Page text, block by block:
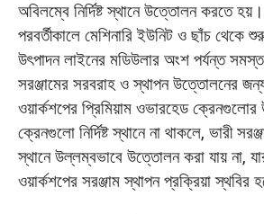
অবিলম্বে নির্দিষ্ট স্থানে উত্তোলন করতে
পরবর্তীকালে মেশিনারি ইউনিট ও ছাঁচ থেকে
উৎপাদন লাইনের মডিউলার অংশ পর্যন্ত
সরঞ্জামের সরবরাহ ও স্থাপন উত্তোলনের
ওয়ার্কশপের প্রিমিয়াম ওভারহেড ক্রেনগুলোর
ক্রেনগুলো নির্দিষ্ট স্থানে না থাকলে, ভারী
স্থানে উল্লম্বভাবে উত্তোলন করা যায় না,
ওয়ার্কশপের সরঞ্জাম স্থাপন প্রক্রিয়া স্থবির